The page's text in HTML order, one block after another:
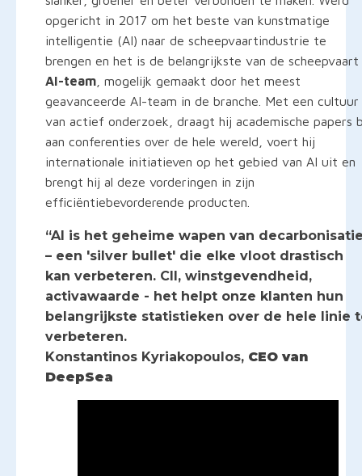
opgericht in 2017 om het beste van kunstmatige
intelligentie (AI) naar de scheepvaartindustrie te
brengen en het is de belangrijkste van de scheepvaart
AI-team , mogelijk gemaakt door het meest
geavanceerde AI-team in de branche. Met een cultuur
van actief onderzoek, draagt hij academische papers
aan conferenties over de hele wereld, voert hij
internationale initiatieven op het gebied van AI uit en
brengt hij al deze vorderingen in zijn
efficiëntiebevorderende producten.
“AI is het geheime wapen van
– een 'silver bullet' die elke vloot drastisch
kan verbeteren. CII, winstgevendheid,
activawaarde - het helpt onze klanten hun
belangrijkste statistieken over de hele linie
verbeteren.
Konstantinos Kyriakopoulos, CEO van
DeepSea